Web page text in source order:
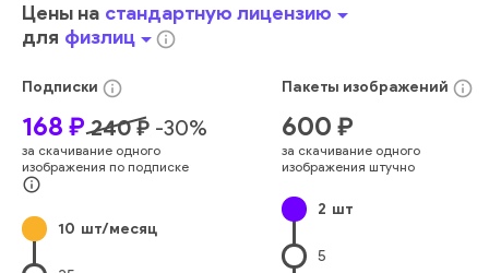
Улыбаться
Женщины Смотреть Образ Жизни
Семья
Держать Мать
Сестра
Близость Кровать
Здоровый Образ Жизни
Выражение Лица Новая Жизнь
Европейского Происхождения
Девочки-Младенцы
Портрет
лгать маленький
тихо
счастливый
младенец
Цены на стандартную лицензиюarrow_drop_down
для физлицarrow_drop_downinfo_outline
Подписки info_outline
168 ₽ 240₽ -30%
за скачивание одного
изображения по подписке
info_outline
10 шт/месяц
Пакеты изображений info_outline
600 ₽
за скачивание одного
изображения штучно
2 шт
5